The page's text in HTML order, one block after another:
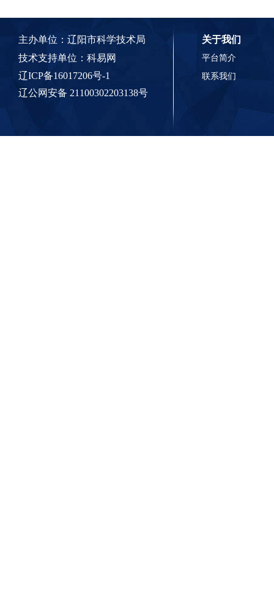
主办单位：辽阳市科学技术局
技术支持单位： 科易网
辽ICP备16017206号-1
辽公网安备 21100302203138号
关于我们
平台简介
联系我们